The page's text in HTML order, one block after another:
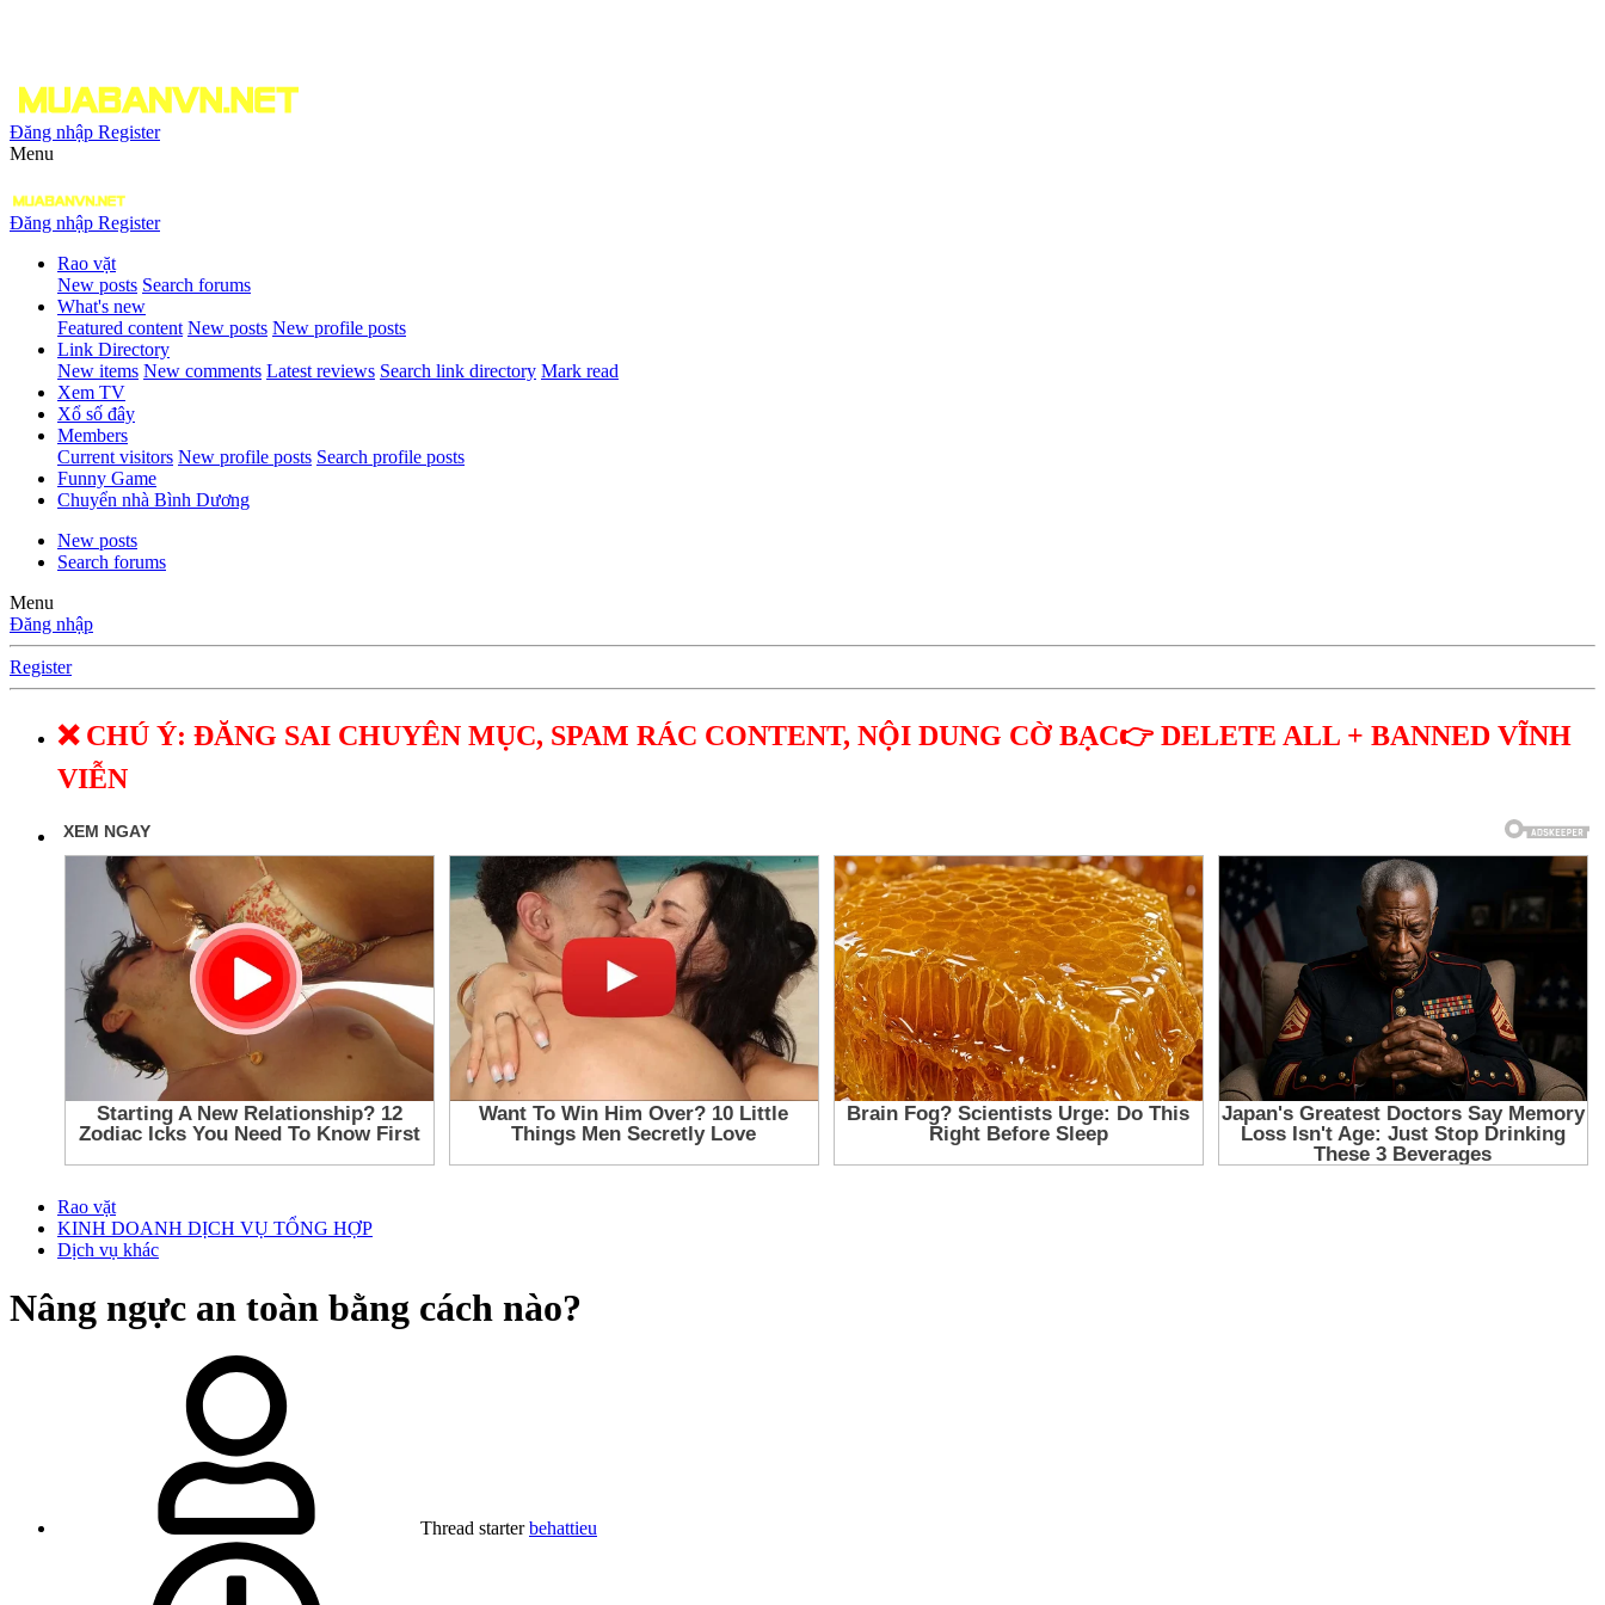
Đăng nhập Register
Menu
Đăng nhập Register
Rao vặt
New posts Search forums
What's new
Featured content New posts New profile posts
Link Directory
New items New comments Latest reviews Search link directory Mark read
Xem TV
Xổ số đây
Members
Current visitors New profile posts Search profile posts
Funny Game
Chuyển nhà Bình Dương
New posts
Search forums
Menu
Đăng nhập
Register
❌ CHÚ Ý: ĐĂNG SAI CHUYÊN MỤC, SPAM RÁC CONTENT, NỘI DUNG CỜ BẠC👉 DELETE ALL + BANNED VĨNH
VIỄN
Rao vặt
KINH DOANH DỊCH VỤ TỔNG HỢP
Dịch vụ khác
Nâng ngực an toàn bằng cách nào?
Thread starter behattieu